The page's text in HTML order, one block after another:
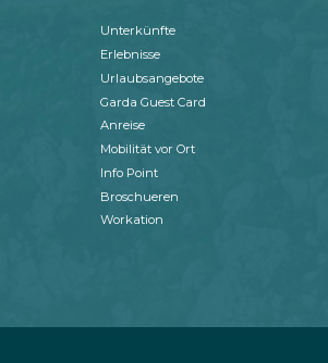
Unterkünfte
Erlebnisse
Urlaubsangebote
Garda Guest Card
Anreise
Mobilität vor Ort
Info Point
Broschueren
Workation